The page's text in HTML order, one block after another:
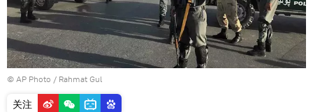
© AP Photo / Rahmat Gul
关注